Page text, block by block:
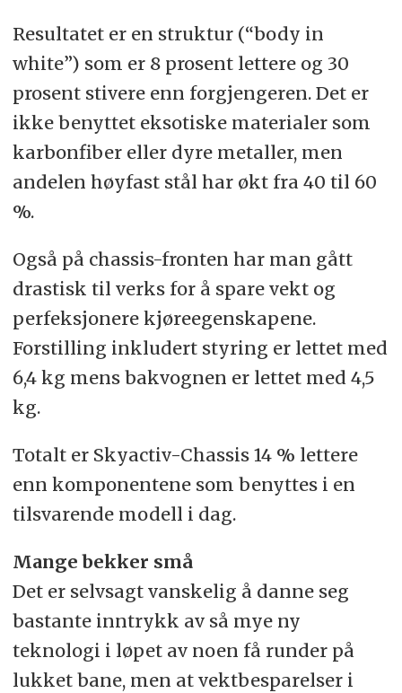
Resultatet er en struktur (“body in
white”) som er 8 prosent lettere og 30
prosent stivere enn forgjengeren. Det er
ikke benyttet eksotiske materialer som
karbonfiber eller dyre metaller, men
andelen høyfast stål har økt fra 40 til 60
%.
Også på chassis-fronten har man gått
drastisk til verks for å spare vekt og
perfeksjonere kjøreegenskapene.
Forstilling inkludert styring er lettet med
6,4 kg mens bakvognen er lettet med 4,5
kg.
Totalt er Skyactiv-Chassis 14 % lettere
enn komponentene som benyttes i en
tilsvarende modell i dag.
Mange bekker små
Det er selvsagt vanskelig å danne seg
bastante inntrykk av så mye ny
teknologi i løpet av noen få runder på
lukket bane, men at vektbesparelser i